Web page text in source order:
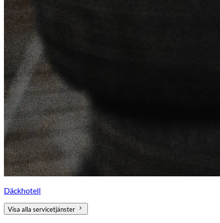
Däckhotell
Visa alla servicetjänster